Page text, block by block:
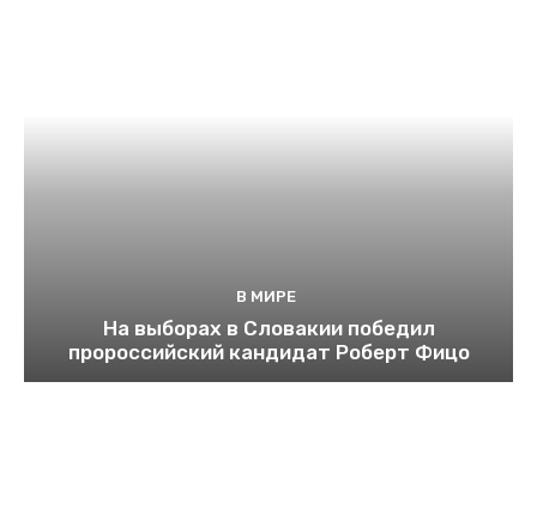
В МИРЕ
На выборах в Словакии победил
пророссийский кандидат Роберт Фицо